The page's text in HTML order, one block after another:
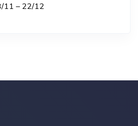
11 – 22/12